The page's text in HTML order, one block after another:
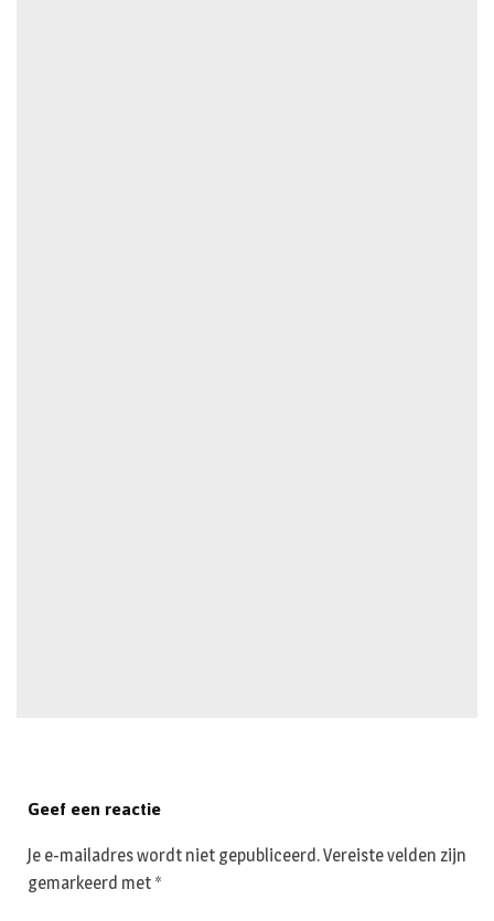
Geef een reactie
Je e-mailadres wordt niet gepubliceerd.Vereiste velden zijn
gemarkeerd met *